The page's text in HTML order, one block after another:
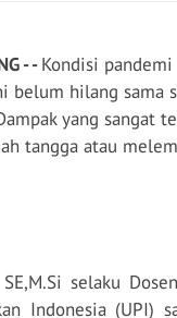
- - Kondisi
hilang sama
yang sangat
tangga atau
selaku
Indonesia (UPI)